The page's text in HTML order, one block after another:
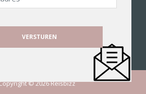
© 2026 Reisbizz